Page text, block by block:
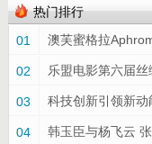
热门排行
01
澳芙蜜格拉
02 乐盟电影第六届丝
03 科技创新引领新动
04 韩玉臣与杨飞云